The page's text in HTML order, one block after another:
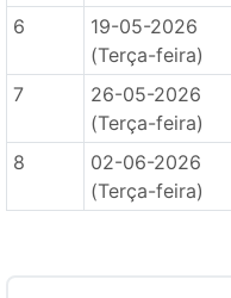
6
19-05-2026
(Terça-feira)
7
26-05-2026
(Terça-feira)
8
02-06-2026
(Terça-feira)